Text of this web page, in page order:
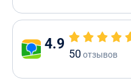
4.9
50отзывов